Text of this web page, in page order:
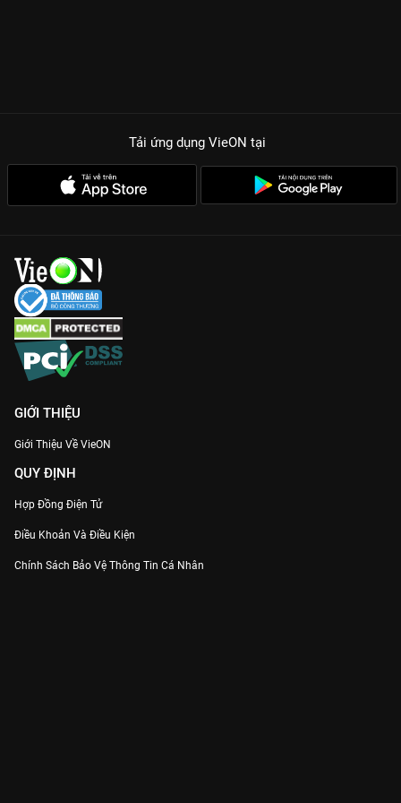
Tải ứng dụng VieON tại
GIỚI THIỆU
Giới Thiệu Về VieON
QUY ĐỊNH
Hợp Đồng Điện Tử
Điều Khoản Và Điều Kiện
Chính Sách Bảo Vệ Thông Tin Cá Nhân